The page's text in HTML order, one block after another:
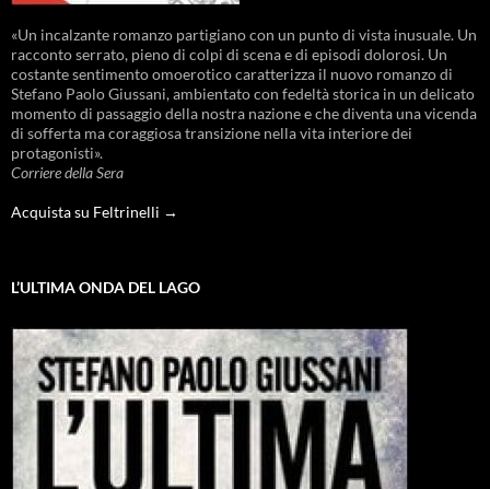
«Un incalzante romanzo partigiano con un punto di vista inusuale. Un
racconto serrato, pieno di colpi di scena e di episodi dolorosi. Un
costante sentimento omoerotico caratterizza il nuovo romanzo di
Stefano Paolo Giussani, ambientato con fedeltà storica in un delicato
momento di passaggio della nostra nazione e che diventa una vicenda
di sofferta ma coraggiosa transizione nella vita interiore dei
protagonisti».
Corriere della Sera
Acquista su Feltrinelli →
L’ULTIMA ONDA DEL LAGO